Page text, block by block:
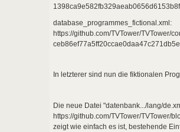
database_programmes_fictional.xml:
https://github.com/TVTower/TVTower/
In letzterer sind nun die fiktionalen
Die neue Datei "datenbank.../lang/
https://github.com/TVTower/TVTower/
zeigt wie einfach es ist, bestehende